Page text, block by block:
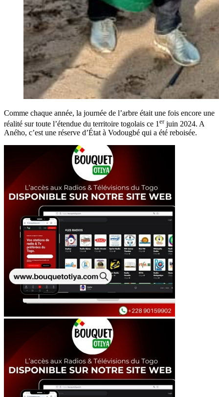
Comme chaque année, la journée de l’arbre était une fois encore une
réalité sur toute l’étendue du territoire togolais ce 1 erjuin 2024. A
Aného, c’est une réserve d’État à Vodougbé qui a été reboisée.